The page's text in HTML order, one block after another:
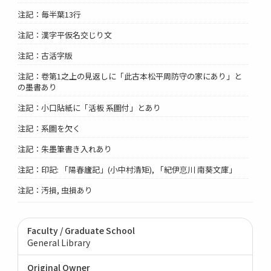
注記：毎半葉13行
注記：漢字平仮名交じり文
注記：古活字版
注記：卷第1之上の見返しに「此古本松平周防守の家にあり」と
の墨書あり
注記：小口貼紙に「活板 系圖付」とあり
注記：系圖を欠く
注記：朱墨筆書き入れあり
注記：印記: 「陽春廬記」(小中村清矩), 「紀伊恴川 南葵文庫」
注記：汚損, 虫損あり
Faculty / Graduate School
General Library
Original Owner